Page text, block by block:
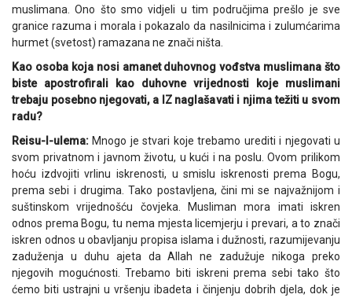
muslimana. Ono što smo vidjeli u tim područjima prešlo je sve
granice razuma i morala i pokazalo da nasilnicima i zulumćarima
hurmet (svetost) ramazana ne znači ništa.
Kao osoba koja nosi amanet duhovnog vođstva muslimana što
biste apostrofirali kao duhovne vrijednosti koje muslimani
trebaju posebno njegovati, a IZ naglašavati i njima težiti u svom
radu?
Reisu-l-ulema: Mnogo je stvari koje trebamo urediti i njegovati u
svom privatnom i javnom životu, u kući i na poslu. Ovom prilikom
hoću izdvojiti vrlinu iskrenosti, u smislu iskrenosti prema Bogu,
prema sebi i drugima. Tako postavljena, čini mi se najvažnijom i
suštinskom vrijednošću čovjeka. Musliman mora imati iskren
odnos prema Bogu, tu nema mjesta licemjerju i prevari, a to znači
iskren odnos u obavljanju propisa islama i dužnosti, razumijevanju
zaduženja u duhu ajeta da Allah ne zadužuje nikoga preko
njegovih mogućnosti. Trebamo biti iskreni prema sebi tako što
ćemo biti ustrajni u vršenju ibadeta i činjenju dobrih djela, dok je